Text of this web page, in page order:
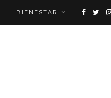
BIENESTAR